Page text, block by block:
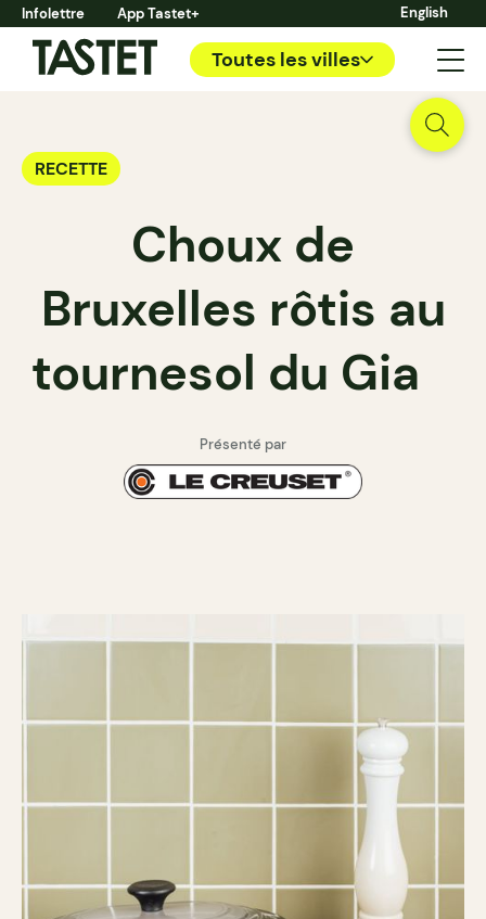
Infolettre App Tastet+ English
Toutes les villes
RECETTE
Choux de
Bruxelles rôtis au
tournesol du Gia
Présenté par